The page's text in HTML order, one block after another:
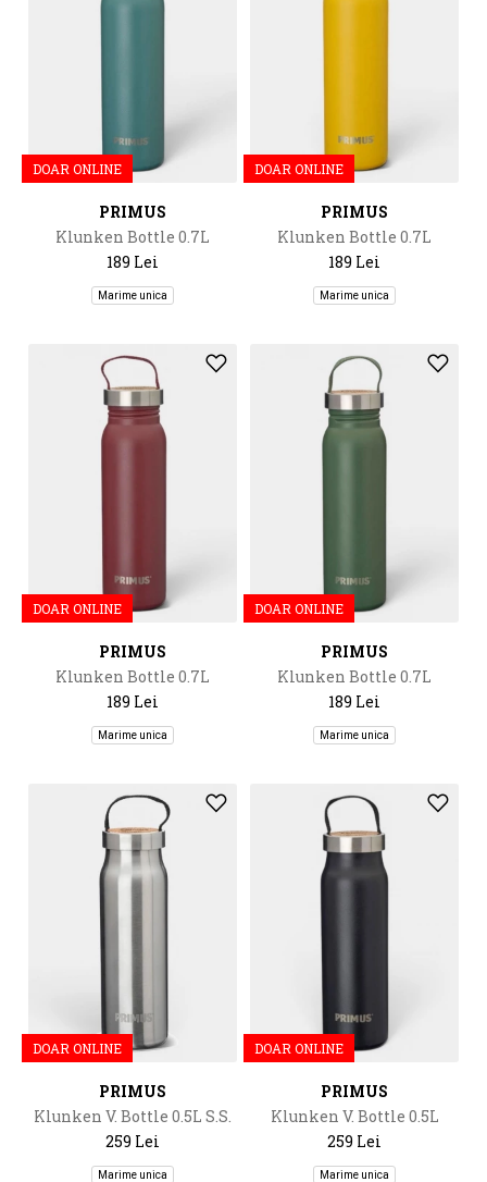
DOAR ONLINE
PRIMUS
Klunken Bottle 0.7L
189 Lei
Marime unica
DOAR ONLINE
PRIMUS
Klunken Bottle 0.7L
189 Lei
Marime unica
DOAR ONLINE
PRIMUS
Klunken Bottle 0.7L
189 Lei
Marime unica
DOAR ONLINE
PRIMUS
Klunken Bottle 0.7L
189 Lei
Marime unica
DOAR ONLINE
PRIMUS
Klunken V. Bottle 0.5L S.S.
259 Lei
Marime unica
DOAR ONLINE
PRIMUS
Klunken V. Bottle 0.5L
259 Lei
Marime unica